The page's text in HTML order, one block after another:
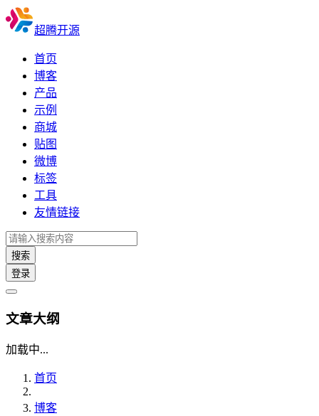
超腾开源
首页
博客
产品
示例
商城
贴图
微博
标签
工具
友情链接
搜索
登录
文章大纲
加载中...
首页
博客